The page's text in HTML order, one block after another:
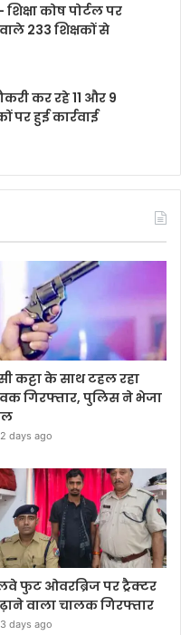
कोष पोर्टल पर
233 शिक्षकों से
कर रहे 11 और 9
पर हुई कार्रवाई
कट्टा के साथ टहल रहा
गिरफ्तार, पुलिस ने भेजा
2 days ago
फुट ओवरब्रिज पर ट्रैक्टर
वाला चालक गिरफ्तार
3 days ago